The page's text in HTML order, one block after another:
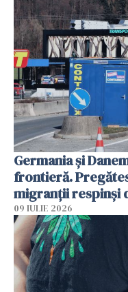
Germania și
frontieră.
migranții respinși
09 IULIE 2026